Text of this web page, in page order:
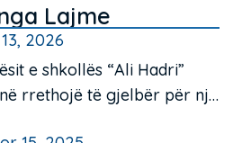
Lajme
2026
e shkollës “Ali Hadri”
rrethojë të gjelbër për një